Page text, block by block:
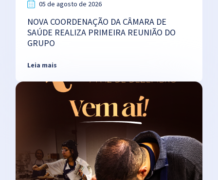
05 de agosto de 2026
NOVA COORDENAÇÃO DA CÂMARA DE
SAÚDE REALIZA PRIMEIRA REUNIÃO DO
GRUPO
Leia mais